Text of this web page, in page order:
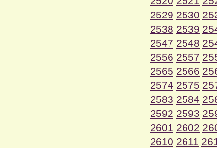
2529 2530
2538 2539
2547 2548
2556 2557
2565 2566
2574 2575
2583 2584
2592 2593
2601 2602
2610 2611